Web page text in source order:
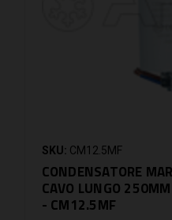
SKU: CM12.5MF
CONDENSATORE
CAVO LUNGO
- CM12.5MF